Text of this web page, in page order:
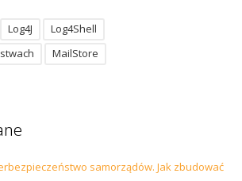
Log4J
Log4Shell
MailStore
samorządów. Jak zbudować